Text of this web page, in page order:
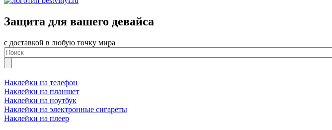
Защита для вашего девайса
с доставкой в любую точку мира
Наклейки на телефон
Наклейки на планшет
Наклейки на ноутбук
Наклейки на электронные сигареты
Наклейки на плеер